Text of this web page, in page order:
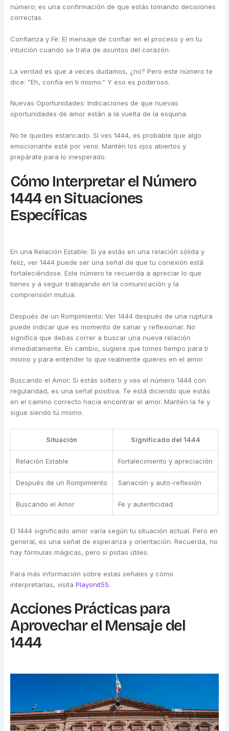
número; es una confirmación de que estás tomando decisiones
correctas.
Confianza y Fe: El mensaje de confiar en el proceso y en tu
intuición cuando se trata de asuntos del corazón.
La verdad es que a veces dudamos, ¿no? Pero este número te
dice: “Eh, confía en ti mismo.” Y eso es poderoso.
Nuevas Oportunidades: Indicaciones de que nuevas
oportunidades de amor están a la vuelta de la esquina.
No te quedes estancado. Si ves 1444, es probable que algo
emocionante esté por venir. Mantén los ojos abiertos y
prepárate para lo inesperado.
Cómo Interpretar el Número
1444 en Situaciones
Específicas
En una Relación Estable: Si ya estás en una relación sólida y
feliz, ver 1444 puede ser una señal de que tu conexión está
fortaleciéndose. Este número te recuerda a apreciar lo que
tienes y a seguir trabajando en la comunicación y la
comprensión mutua.
Después de un Rompimiento: Ver 1444 después de una ruptura
puede indicar que es momento de sanar y reflexionar. No
significa que debas correr a buscar una nueva relación
inmediatamente. En cambio, sugiere que tomes tiempo para ti
mismo y para entender lo que realmente quieres en el amor.
Buscando el Amor: Si estás soltero y ves el número 1444 con
regularidad, es una señal positiva. Te está diciendo que estás
en el camino correcto hacia encontrar el amor. Mantén la fe y
sigue siendo tú mismo.
Situación Significado del 1444
Relación Estable Fortalecimiento y apreciación
Después de un Rompimiento Sanación y auto-reflexión
Buscando el Amor Fe y autenticidad
El 1444 significado amor varía según tu situación actual. Pero en
general, es una señal de esperanza y orientación. Recuerda, no
hay fórmulas mágicas, pero sí pistas útiles.
Para más información sobre estas señales y cómo
interpretarlas, visitaPlayonit55.
Acciones Prácticas para
Aprovechar el Mensaje del
1444